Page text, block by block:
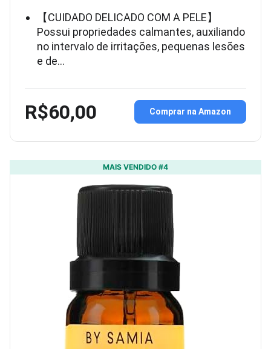
【CUIDADO DELICADO COM A PELE】
Possui propriedades calmantes, auxiliando
no intervalo de irritações, pequenas lesões
e de…
R$60,00 Comprar na Amazon
MAIS VENDIDO #4